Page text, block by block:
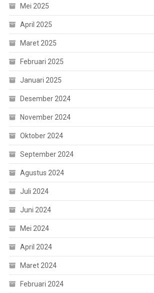
Mei 2025
April 2025
Maret 2025
Februari 2025
Januari 2025
Desember 2024
November 2024
Oktober 2024
September 2024
Agustus 2024
Juli 2024
Juni 2024
Mei 2024
April 2024
Maret 2024
Februari 2024